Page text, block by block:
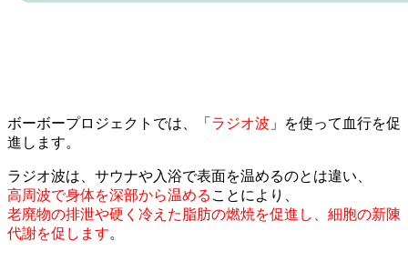
ボーボープロジェクトでは、「 ラジオ波 」を使って血行を促
進します。
ラジオ波は、サウナや入浴で表面を温めるのとは違い、
高周波で身体を深部から温める ことにより、
老廃物の排泄や硬く冷えた脂肪の燃焼を促進し、細胞の新陳
代謝を促します。